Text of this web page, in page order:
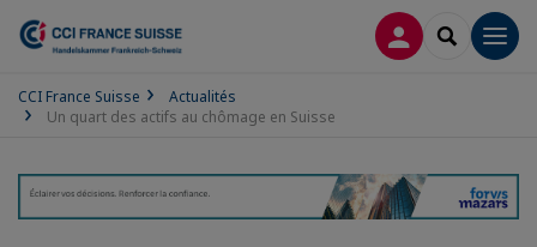
CONNEXION
CCI France Suisse
Actualités
Un quart des actifs au chômage en Suisse